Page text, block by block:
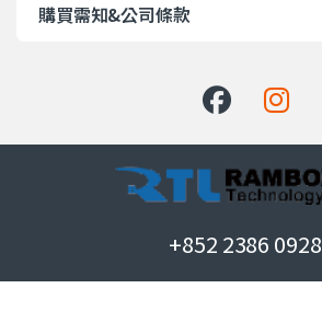
購買需知&公司條款
+852 2386 0928